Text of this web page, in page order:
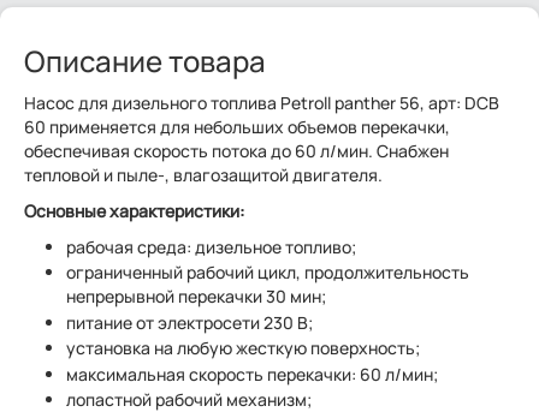
Описание товара
Насос для дизельного топлива Petroll panther 56, арт: DCB
60 применяется для небольших объемов перекачки,
обеспечивая скорость потока до 60 л/мин. Снабжен
тепловой и пыле-, влагозащитой двигателя.
Основные характеристики:
рабочая среда: дизельное топливо;
ограниченный рабочий цикл, продолжительность
непрерывной перекачки 30 мин;
питание от электросети 230 В;
установка на любую жесткую поверхность;
максимальная скорость перекачки: 60 л/мин;
лопастной рабочий механизм;